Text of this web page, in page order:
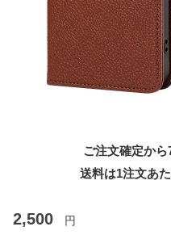
ご注文確定か
送料は1注文あ
2,500 円